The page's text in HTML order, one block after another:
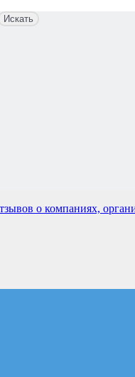
Искать